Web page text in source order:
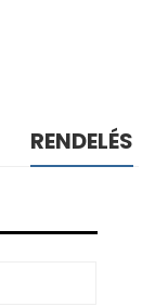
RENDELÉS